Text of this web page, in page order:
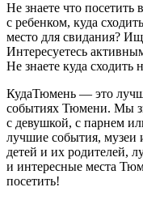
Не знаете что
с ребенком, куда
место для свидания?
Интересуетесь
Не знаете куда
КудаТюмень — это
событиях Тюмени. Мы
с девушкой, с парнем
лучшие события,
детей и их родителей,
и интересные места
посетить!